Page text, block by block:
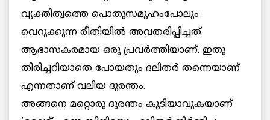
വ്യക്തിത്വത്തെ പൊതുസമൂഹംപോലും
വെറുക്കുന്ന രീതിയില്‍ അവതരിപ്പിച്ചത്
ആഭാസകരമായ ഒരു പ്രവര്‍ത്തിയാണ്. ഇതു
തിരിച്ചറിയാതെ പോയതും ദലിതര്‍ തന്നെയാണ്
എന്നതാണ് വലിയ ദുരന്തം.
അങ്ങനെ മറ്റൊരു ദുരന്തം കൂടിയാവുകയാണ്